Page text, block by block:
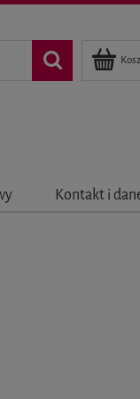
Kontakt i